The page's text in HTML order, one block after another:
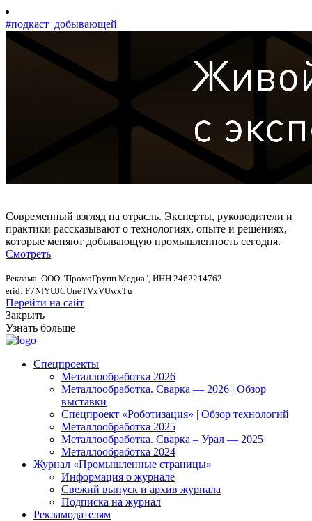
#подкаст_добывающей
Современный взгляд на отрасль. Эксперты, руководители и
практики рассказывают о технологиях, опыте и решениях,
которые меняют добывающую промышленность сегодня.
Смотреть
Реклама. ООО "ПромоГрупп Медиа", ИНН 2462214762
erid: F7NfYUJCUneTVxVUwxTu
Перейти на сайт
Закрыть
Узнать больше
Спецпроекты
Металлообработка 2026
Металлообработка. Сварка — 2026 | Обзор
выставки
Спецпроект «Роботизация» | Обзор технологий
Металлообработка 2025
Металлообработка. Сварка – Урал — 2025
Металлообработка 2024
Журнал «Промышленные страницы»
Информация о журнале
Свежий выпуск и архив журнала
Подписка на журнал
Рекламодателям